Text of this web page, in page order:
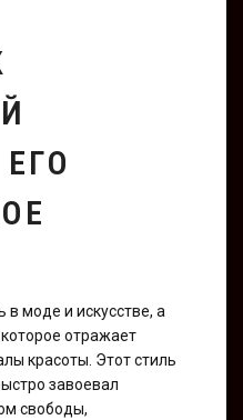
в моде и искусстве, а
отражает
красоты. Этот стиль
завоевал
свободы,